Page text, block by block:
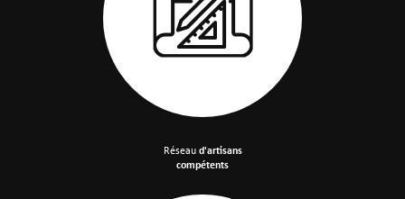
Réseaud'artisans
compétents